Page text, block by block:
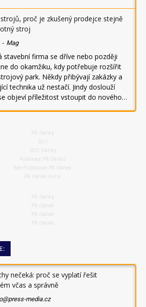
proč je zkušený prodejce stejně
stroj
- Mag
stavební firma se dříve nebo později
do okamžiku, kdy potřebuje rozšířit
park. Někdy přibývají zakázky a
technika už nestačí. Jindy doslouží
objeví příležitost vstoupit do nového…
PR články
SEO
SEO články
Publikace PR článků
Kde Publikovat PR článek
PR článek levně
PR články
PR článek
PR článek
PR článek
nečeká: proč se vyplatí řešit
včas a správně
media.cz